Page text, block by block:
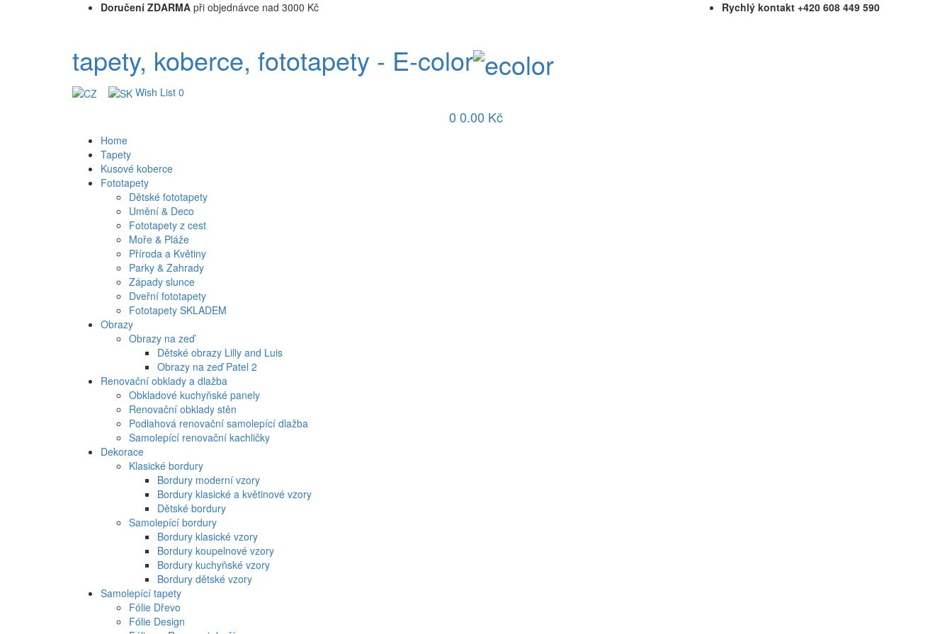
Doručení ZDARMA při objednávce nad 3000 Kč Rychlý kontakt +420 608 449 590
tapety, koberce, fototapety - E-color
Wish List 0
0 0.00 Kč
Home
Tapety
Kusové koberce
Fototapety
Dětské fototapety
Umění & Deco
Fototapety z cest
Moře & Pláže
Příroda a Květiny
Parky & Zahrady
Západy slunce
Dveřní fototapety
Fototapety SKLADEM
Obrazy
Obrazy na zeď
Dětské obrazy Lilly and Luis
Obrazy na zeď Patel 2
Renovační obklady a dlažba
Obkladové kuchyňské panely
Renovační obklady stěn
Podlahová renovační samolepící dlažba
Samolepící renovační kachličky
Dekorace
Klasické bordury
Bordury moderní vzory
Bordury klasické a květinové vzory
Dětské bordury
Samolepící bordury
Bordury klasické vzory
Bordury koupelnové vzory
Bordury kuchyňské vzory
Bordury dětské vzory
Samolepící tapety
Fólie Dřevo
Fólie Design